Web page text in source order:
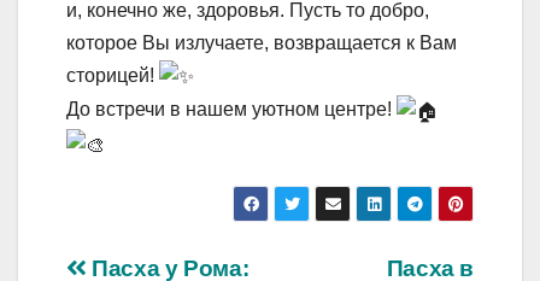
и, конечно же, здоровья. Пусть то добро,
которое Вы излучаете, возвращается к Вам
сторицей!
До встречи в нашем уютном центре!
Пасха в
Пасха у Рома: